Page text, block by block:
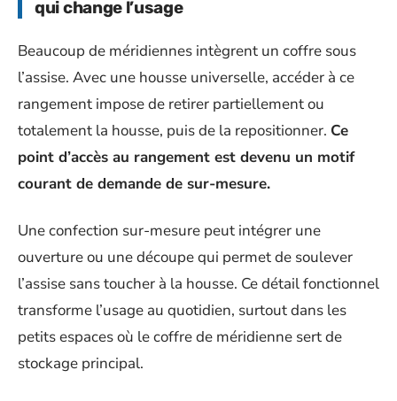
qui change l’usage
Beaucoup de méridiennes intègrent un coffre sous
l’assise. Avec une housse universelle, accéder à ce
rangement impose de retirer partiellement ou
totalement la housse, puis de la repositionner. Ce
point d’accès au rangement est devenu un motif
courant de demande de sur-mesure.
Une confection sur-mesure peut intégrer une
ouverture ou une découpe qui permet de soulever
l’assise sans toucher à la housse. Ce détail fonctionnel
transforme l’usage au quotidien, surtout dans les
petits espaces où le coffre de méridienne sert de
stockage principal.